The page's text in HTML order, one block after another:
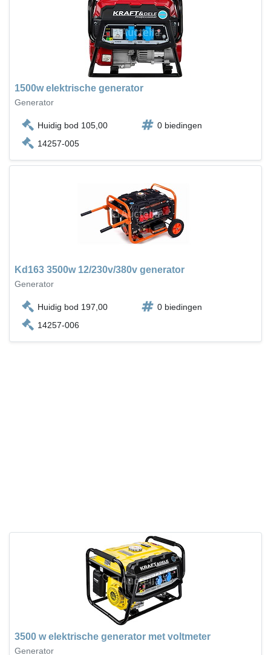
1500w elektrische generator
Generator
Huidig bod 105,00
0 biedingen
14257-005
Kd163 3500w 12/230v/380v generator
Generator
Huidig bod 197,00
0 biedingen
14257-006
3500 w elektrische generator met voltmeter
Generator